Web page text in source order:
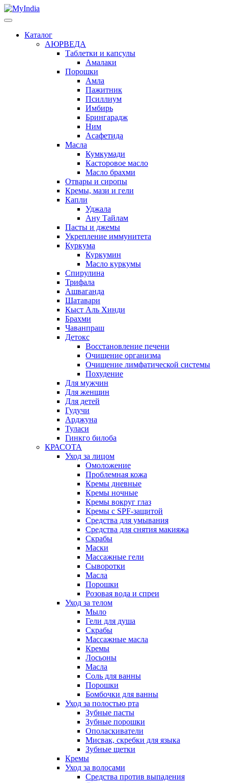
Каталог
АЮРВЕДА
Таблетки и капсулы
Амалаки
Порошки
Амла
Пажитник
Псиллиум
Имбирь
Брингарадж
Ним
Асафетида
Масла
Кумкумади
Касторовое масло
Масло брахми
Отвары и сиропы
Кремы, мази и гели
Капли
Уджала
Ану Тайлам
Пасты и джемы
Укрепление иммунитета
Куркума
Куркумин
Масло куркумы
Спирулина
Трифала
Ашваганда
Шатавари
Кыст Аль Хинди
Брахми
Чаванпраш
Детокс
Восстановление печени
Очищение организма
Очищение лимфатической системы
Похудение
Для мужчин
Для женщин
Для детей
Гудучи
Арджуна
Туласи
Гинкго билоба
КРАСОТА
Уход за лицом
Омоложение
Проблемная кожа
Кремы дневные
Кремы ночные
Кремы вокруг глаз
Кремы с SPF-защитой
Средства для умывания
Средства для снятия макияжа
Скрабы
Маски
Массажные гели
Сыворотки
Масла
Порошки
Розовая вода и спреи
Уход за телом
Мыло
Гели для душа
Скрабы
Массажные масла
Кремы
Лосьоны
Масла
Соль для ванны
Порошки
Бомбочки для ванны
Уход за полостью рта
Зубные пасты
Зубные порошки
Ополаскиватели
Мисвак, скребки для языка
Зубные щетки
Кремы
Уход за волосами
Средства против выпадения